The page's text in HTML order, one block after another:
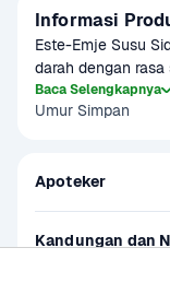
Informasi
Este-Emje Susu
darah dengan
membantu
dengan Zat Besi,
Baca Selengkapnya
Umur Simpan
Apoteker
Kandungan dan